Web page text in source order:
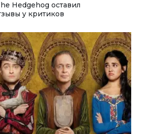
Hedgehog оставил
у критиков